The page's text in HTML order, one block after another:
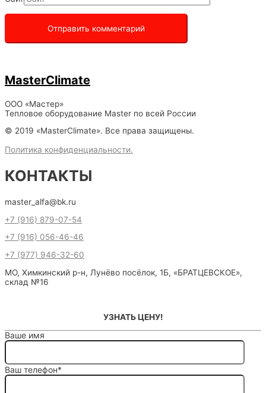
MasterClimate
ООО «Мастер»
Тепловое оборудование Master по всей России
© 2019 «MasterClimate». Все права защищены.
Политика конфиденциальности.
КОНТАКТЫ
master_alfa@bk.ru
+7 (916) 879-07-54
+7 (916) 056-46-46
+7 (977) 946-32-60
МО, Химкинский р-н, Лунёво посёлок, 1Б, «БРАТЦЕВСКОЕ»,
склад №16
УЗНАТЬ ЦЕНУ!
Ваше имя
Ваш телефон*